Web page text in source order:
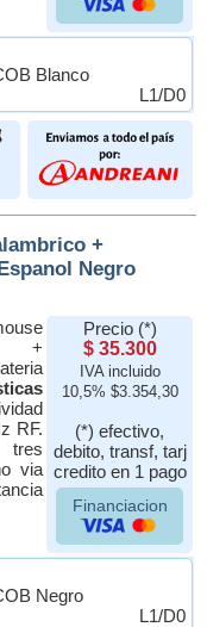
Blanco
L1/D0
+
Negro
+
RF.
via
Precio (*)
$ 35.300
IVA incluido
10,5% $3.354,30
(*) efectivo,
debito, transf, tarj
credito en 1 pago
Financiacion
Negro
L1/D0